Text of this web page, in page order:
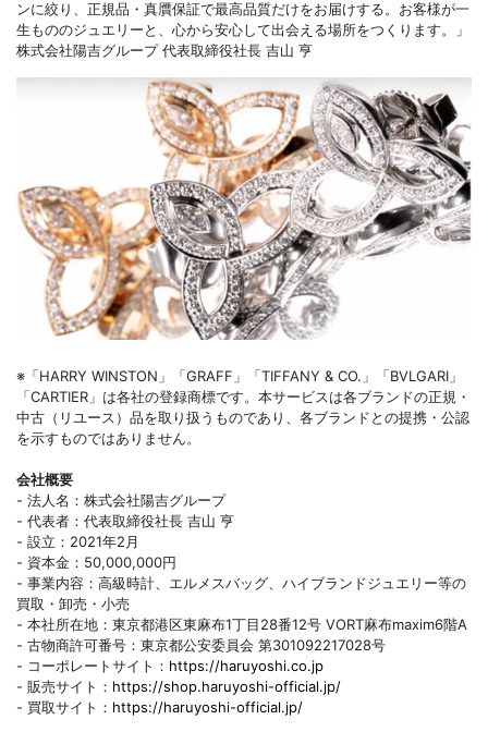
ンに絞り、正規品・真贋保証で最高品質だけをお届けする。お客様が一
生もののジュエリーと、心から安心して出会える場所をつくります。」
株式会社陽吉グループ 代表取締役社長 吉山 亨
※「HARRY WINSTON」「GRAFF」「TIFFANY & CO.」「BVLGARI」
「CARTIER」は各社の登録商標です。本サービスは各ブランドの正規・
中古（リユース）品を取り扱うものであり、各ブランドとの提携・公認
を示すものではありません。
会社概要
- 法人名：株式会社陽吉グループ
- 代表者：代表取締役社長 吉山 亨
- 設立：2021年2月
- 資本金：50,000,000円
- 事業内容：高級時計、エルメスバッグ、ハイブランドジュエリー等の
買取・卸売・小売
- 本社所在地：東京都港区東麻布1丁目28番12号 VORT麻布maxim6階A
- 古物商許可番号：東京都公安委員会 第301092217028号
- コーポレートサイト： https://haruyoshi.co.jp
- 販売サイト： https://shop.haruyoshi-official.jp/
- 買取サイト： https://haruyoshi-official.jp/